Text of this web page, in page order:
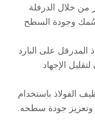
خلال الدرفلة
وجودة السطح
المدرفل على البارد
الإجهاد
الفولاذ باستخدام
وتعزيز جودة سطحه.